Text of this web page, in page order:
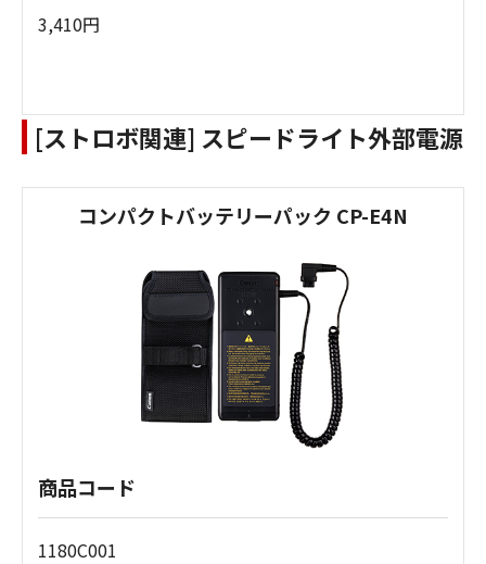
3,410円
[ストロボ関連] スピードライト外部電源
コンパクトバッテリーパック CP-E4N
商品コード
1180C001